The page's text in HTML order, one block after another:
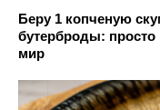
Беру 1 копченую
бутерброды: просто
мир